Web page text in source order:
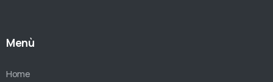
Menù
Home